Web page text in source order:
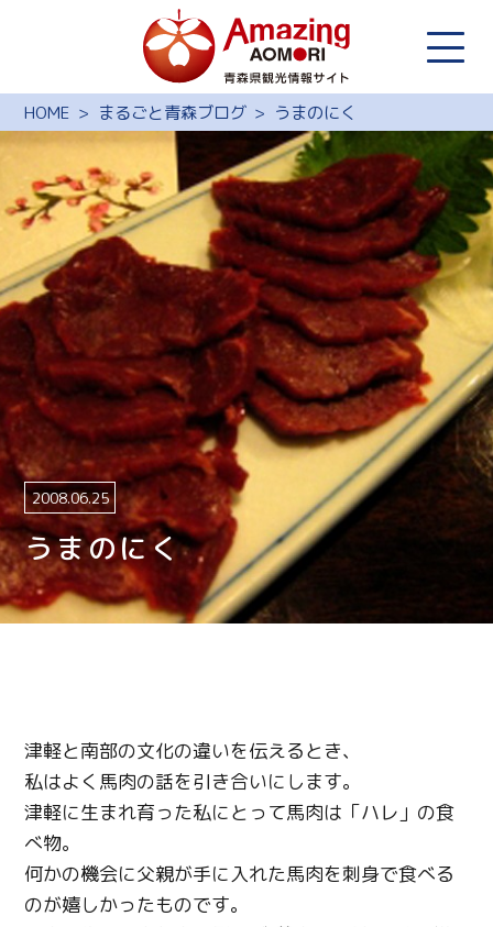
HOME まるごと青森ブログ うまのにく
うまのにく
2008.06.25
津軽と南部の文化の違いを伝えるとき、
私はよく馬肉の話を引き合いにします。
津軽に生まれ育った私にとって馬肉は「ハレ」の食
べ物。
何かの機会に父親が手に入れた馬肉を刺身で食べる
のが嬉しかったものです。